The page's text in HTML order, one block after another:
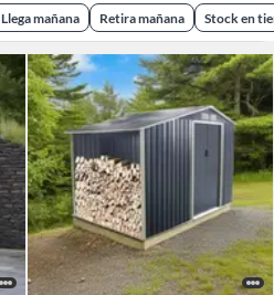
Llega mañana Retira mañana Stock en